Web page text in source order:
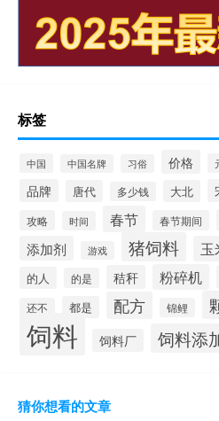
标签
中国 中国名牌 习俗 价格
品牌 唐代 多少钱 大北
攻略 时间 春节 春节期间
添加剂 游戏 猪饲料 玉
的人 的是 秸秆 粉碎机
还不 都是 配方 锦鲤
饲料 饲料厂 饲料添
猜你想看的文章